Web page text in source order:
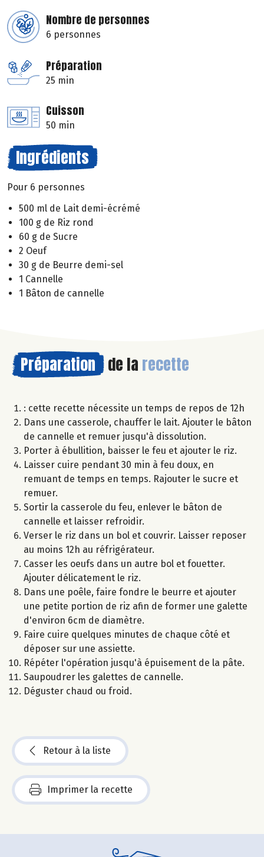
Nombre de personnes
6 personnes
Préparation
25 min
Cuisson
50 min
Ingrédients
Pour 6 personnes
500 ml de Lait demi-écrémé
100 g de Riz rond
60 g de Sucre
2 Oeuf
30 g de Beurre demi-sel
1 Cannelle
1 Bâton de cannelle
Préparation de la recette
: cette recette nécessite un temps de repos de 12h
Dans une casserole, chauffer le lait. Ajouter le bâton
de cannelle et remuer jusqu'à dissolution.
Porter à ébullition, baisser le feu et ajouter le riz.
Laisser cuire pendant 30 min à feu doux, en
remuant de temps en temps. Rajouter le sucre et
remuer.
Sortir la casserole du feu, enlever le bâton de
cannelle et laisser refroidir.
Verser le riz dans un bol et couvrir. Laisser reposer
au moins 12h au réfrigérateur.
Casser les oeufs dans un autre bol et fouetter.
Ajouter délicatement le riz.
Dans une poêle, faire fondre le beurre et ajouter
une petite portion de riz afin de former une galette
d'environ 6cm de diamètre.
Faire cuire quelques minutes de chaque côté et
déposer sur une assiette.
Répéter l'opération jusqu'à épuisement de la pâte.
Saupoudrer les galettes de cannelle.
Déguster chaud ou froid.
Retour à la liste
Imprimer la recette